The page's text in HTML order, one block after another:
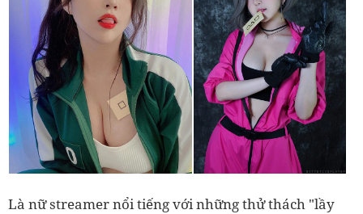
Là nữ streamer nổi tiếng với những thử thách "lầy